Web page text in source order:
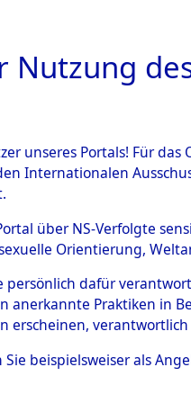
Ermittlung
Toter aus
Fehlanzeigen
unseres Portals! Für
Internationalen
über NS-Verfolgte
Orientierung,
persönlich dafür
anerkannte Praktiken in
erscheinen,
Sie beispielsweiser als